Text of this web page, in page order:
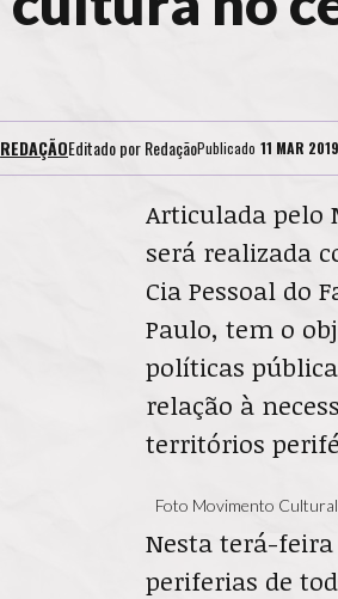
REDAÇÃOEditado porRedaçãoPublicado 11 MAR
Articulada pelo
será realizada
Cia Pessoal do
Paulo, tem o
políticas
relação à
territórios
Foto Movimento
Nesta terá-
periferias de